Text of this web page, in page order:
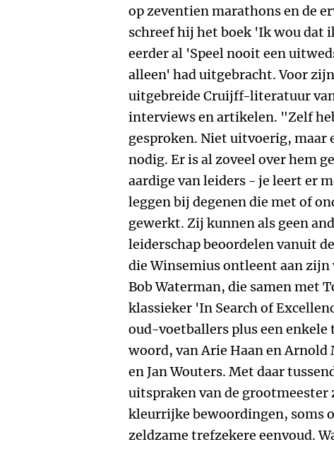
op zeventien marathons en de
schreef hij het boek 'Ik wou dat
eerder al 'Speel nooit een
alleen' had uitgebracht. Voor
uitgebreide Cruijff-literatuur
interviews en artikelen. "Zelf
gesproken. Niet uitvoerig, maar
nodig. Er is al zoveel over hem
aardige van leiders - je leert er
leggen bij degenen die met of
gewerkt. Zij kunnen als geen
leiderschap beoordelen vanuit
die Winsemius ontleent aan
Bob Waterman, die samen met
klassieker 'In Search of
oud-voetballers plus een
woord, van Arie Haan en
en Jan Wouters. Met daar
uitspraken van de grootmeester
kleurrijke bewoordingen, soms
zeldzame trefzekere eenvoud.